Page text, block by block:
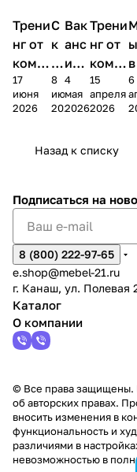
Трени
нг от
комп
ании
Мело
17
июня
2026
С
к
и
д
к
2
8
июня
2026
Вак
анс
ия в
Чеб
окс
4
мая
2026
Трени
нг от
комп
ании
Мело
15
апреля
2026
ы
в
М
А
6
Назад к списку
Подписаться на
8 (800) 222-97-65
e.shop@mebel-21.ru
г. Канаш, ул. Полевая
Каталог
О компании
© Все права защищены.
об авторских правах.
вносить изменения в
функциональность и
различиями в
невозможностью в